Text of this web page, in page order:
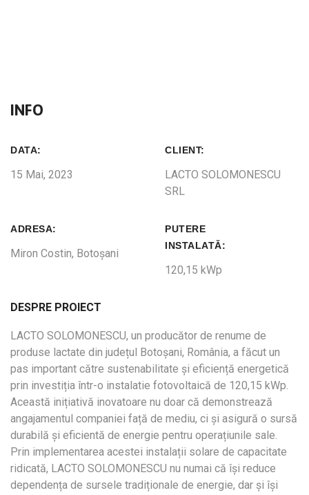
INFO
DATA:
15 Mai, 2023
CLIENT:
LACTO SOLOMONESCU
SRL
ADRESA:
Miron Costin, Botoșani
PUTERE
INSTALATĂ:
120,15 kWp
DESPRE PROIECT
LACTO SOLOMONESCU, un producător de renume de
produse lactate din județul Botoșani, România, a făcut un
pas important către sustenabilitate și eficiență energetică
prin investiția într-o instalatie fotovoltaică de 120,15 kWp.
Această inițiativă inovatoare nu doar că demonstrează
angajamentul companiei față de mediu, ci și asigură o sursă
durabilă și eficientă de energie pentru operațiunile sale.
Prin implementarea acestei instalații solare de capacitate
ridicată, LACTO SOLOMONESCU nu numai că își reduce
dependența de sursele tradiționale de energie, dar și își